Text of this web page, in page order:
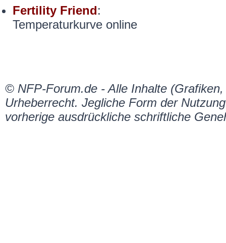
Fertility Friend:
Temperaturkurve online
© NFP-Forum.de - Alle Inhalte
Urheberrecht. Jegliche Form der
vorherige ausdrückliche schriftliche